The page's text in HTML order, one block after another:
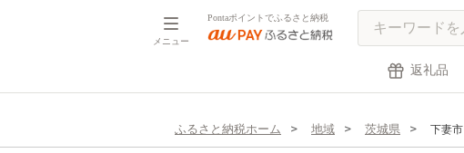
メニュー
Pontaポイントでふるさと納税
返礼品
ふるさと納税ホーム 地域 茨城県 下妻市